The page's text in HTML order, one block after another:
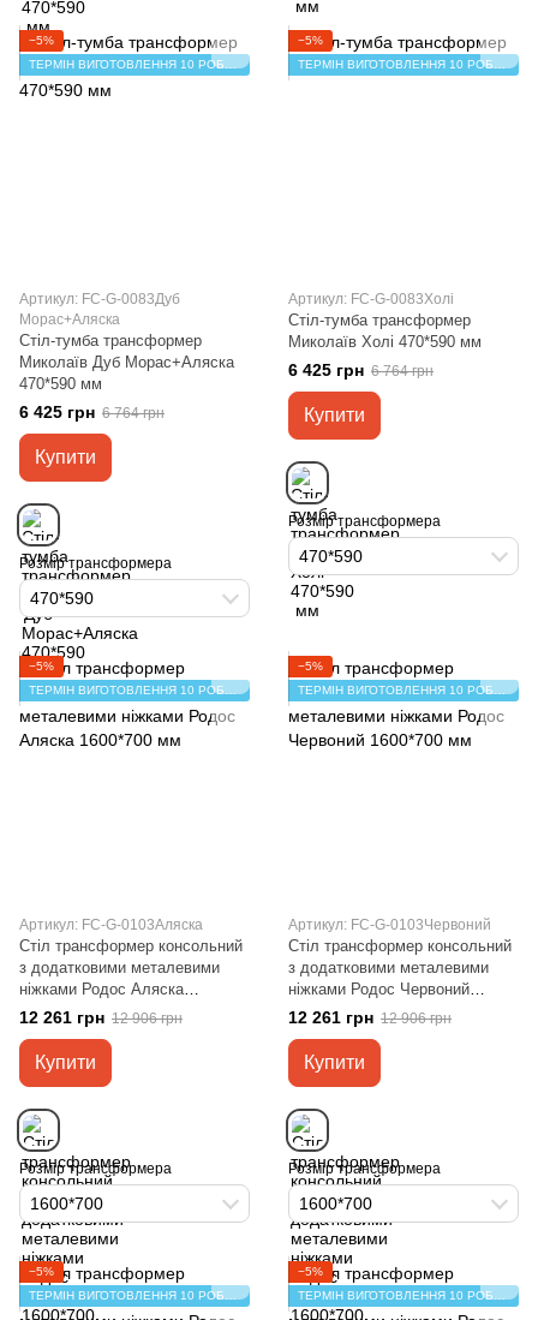
−5%
Артикул: FC-G-0083Дуб
Морас+Аляска
Стіл-тумба трансформер
Миколаїв Дуб Морас+Аляска
470*590 мм
6 425 грн 6 764 грн
Купити
Розмір трансформера
470*590
−5%
Артикул: FC-G-0083Холі
Стіл-тумба трансформер
Миколаїв Холі 470*590 мм
6 425 грн 6 764 грн
Купити
Розмір трансформера
470*590
−5%
Артикул: FC-G-0103Аляска
Стіл трансформер консольний
з додатковими металевими
ніжками Родос Аляска
1600*700 мм
12 261 грн 12 906 грн
Купити
Розмір трансформера
1600*700
−5%
Артикул: FC-G-0103Червоний
Стіл трансформер консольний
з додатковими металевими
ніжками Родос Червоний
1600*700 мм
12 261 грн 12 906 грн
Купити
Розмір трансформера
1600*700
−5%
−5%